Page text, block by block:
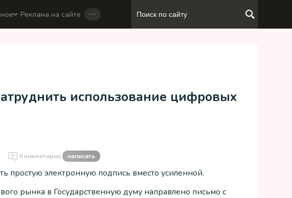
Реклама на сайте …
использование цифровых
Комментарии написать
простую электронную подпись вместо усиленной.
рынка в Государственную думу направлено письмо с